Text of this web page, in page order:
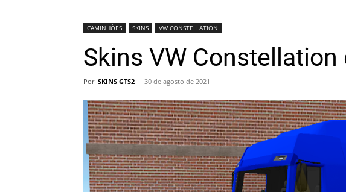
CAMINHÕES SKINS VW CONSTELLATION
Skins VW
Por SKINS GTS2 - 30 de agosto de 2021